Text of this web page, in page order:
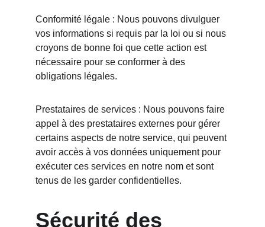
Conformité légale : Nous pouvons divulguer
vos informations si requis par la loi ou si nous
croyons de bonne foi que cette action est
nécessaire pour se conformer à des
obligations légales.
Prestataires de services : Nous pouvons faire
appel à des prestataires externes pour gérer
certains aspects de notre service, qui peuvent
avoir accès à vos données uniquement pour
exécuter ces services en notre nom et sont
tenus de les garder confidentielles.
Sécurité des